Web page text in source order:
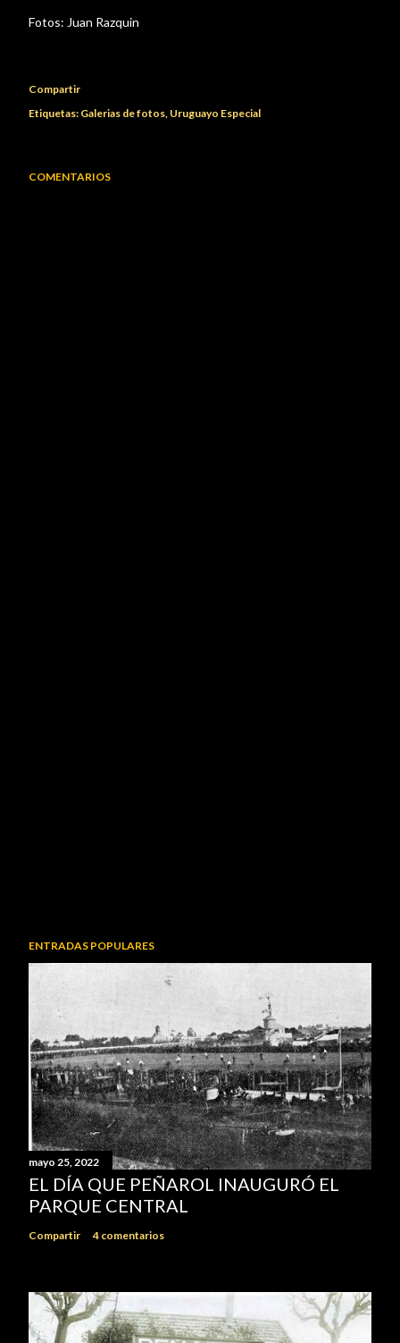
Fotos: Juan Razquin
Compartir
Etiquetas: Galerias de fotos Uruguayo Especial
COMENTARIOS
ENTRADAS POPULARES
mayo 25, 2022
EL DÍA QUE PEÑAROL INAUGURÓ EL
PARQUE CENTRAL
Compartir 4 comentarios